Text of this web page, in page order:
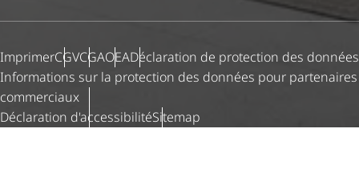
ImprimerCGVCGAOEADéclaration de protection des données
Informations sur la protection des données pour partenaires
commerciaux
Déclaration d'ac­ces­si­bi­litéSitemap